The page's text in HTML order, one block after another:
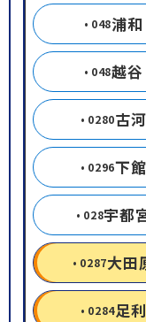
048浦和
048越谷
0280古河
0296下館
028宇都
0287大田
0284足利